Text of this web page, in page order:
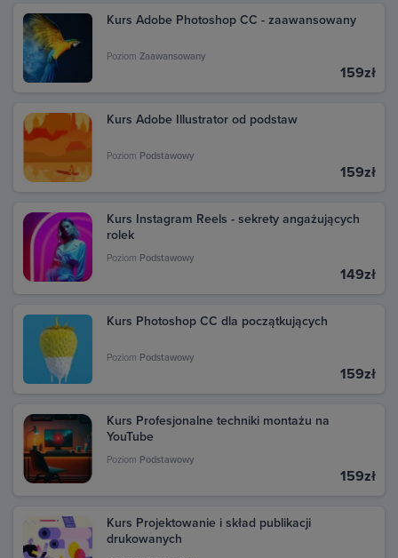
Kurs Adobe Photoshop CC - zaawansowany
Poziom Zaawansowany
159zł
Kurs Adobe Illustrator od podstaw
Poziom Podstawowy
159zł
Kurs Instagram Reels - sekrety angażujących
rolek
Poziom Podstawowy
149zł
Kurs Photoshop CC dla początkujących
Poziom Podstawowy
159zł
Kurs Profesjonalne techniki montażu na
YouTube
Poziom Podstawowy
159zł
Kurs Projektowanie i skład publikacji
drukowanych